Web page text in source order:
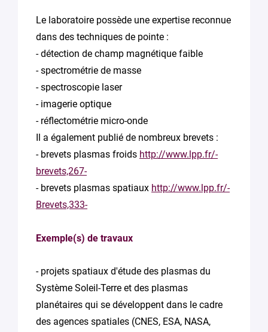
Le laboratoire possède une expertise reconnue
dans des techniques de pointe :
- détection de champ magnétique faible
- spectrométrie de masse
- spectroscopie laser
- imagerie optique
- réflectométrie micro-onde
Il a également publié de nombreux brevets :
- brevets plasmas froids http://www.lpp.fr/-
brevets,267-
- brevets plasmas spatiaux http://www.lpp.fr/-
Brevets,333-
Exemple(s) de travaux
- projets spatiaux d'étude des plasmas du
Système Soleil-Terre et des plasmas
planétaires qui se développent dans le cadre
des agences spatiales (CNES, ESA, NASA,